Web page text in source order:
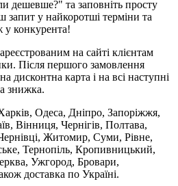
дешевше?" та заповніть просту
у найкоротші терміни та
конкурента!
на сайті клієнтам
Після першого замовлення
дисконтна карта і на всі наступні
знижка.
Одеса, Дніпро, Запоріжжя,
Вінниця, Чернігів, Полтава,
Житомир, Суми, Рівне,
Тернопіль, Кропивницький,
Ужгород, Бровари,
доставка по Україні.